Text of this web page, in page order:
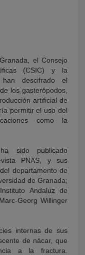
el Consejo
(CSIC) y la
han descifrado el
los gasterópodos,
artificial de
permitir el uso del
como la
sido publicado
PNAS, y sus
departamento de
de Granada;
Andaluz de
Georg Willinger
internas de sus
de nácar, que
a la fractura.